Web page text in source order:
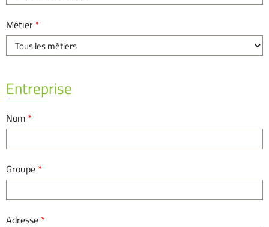
Métier *
Entreprise
Nom *
Groupe *
Adresse *